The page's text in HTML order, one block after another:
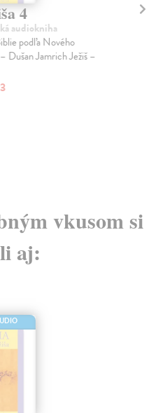
4
audiokniha
podľa Nového
Dušan Jamrich Ježiš –
vkusom si
aj: